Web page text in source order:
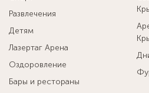
Развлечения
Детям
Лазертаг Арена
Оздоровление
Бары и рестораны